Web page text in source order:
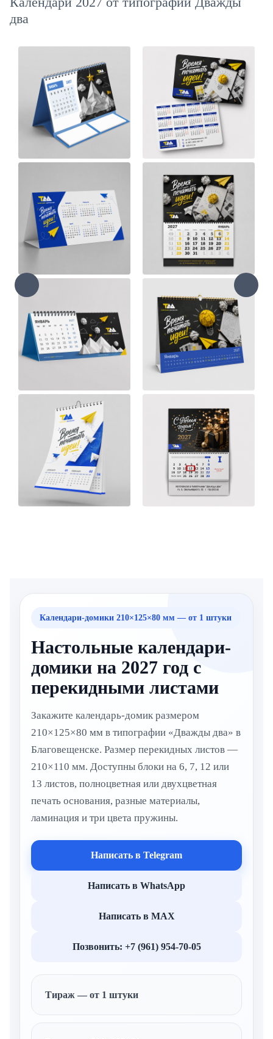
два
Календари-домики 210×125×80 мм — от 1 штуки
Настольные календари-
домики на 2027 год с
перекидными листами
Закажите календарь-домик размером
210×125×80 мм в типографии «Дважды два» в
Благовещенске. Размер перекидных листов —
210×110 мм. Доступны блоки на 6, 7, 12 или
13 листов, полноцветная или двухцветная
печать основания, разные материалы,
ламинация и три цвета пружины.
Написать в Telegram
Написать в WhatsApp
Написать в MAX
Позвонить: +7 (961) 954-70-05
Тираж — от 1 штуки